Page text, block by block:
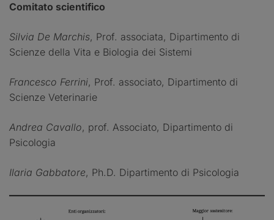
Comitato scientifico
Silvia De Marchis, Prof. associata, Dipartimento di
Scienze della Vita e Biologia dei Sistemi
Francesco Ferrini, Prof. associato, Dipartimento di
Scienze Veterinarie
Andrea Cavallo, prof. Associato, Dipartimento di
Psicologia
Ilaria Gabbatore, Ph.D. Dipartimento di Psicologia